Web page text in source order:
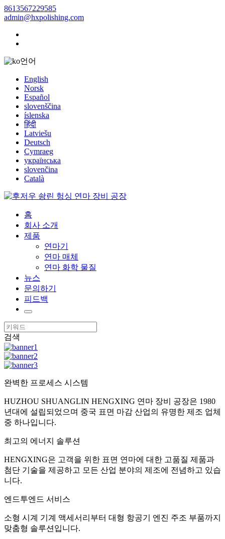
8613567229585
admin@hxpolishing.com
언어
English
Norsk
Español
slovenščina
íslenska
हिंदी
Latviešu
Deutsch
Cymraeg
українська
slovenčina
Català
홈
회사 소개
제품
연마기
연마 매체
연마 화학 물질
뉴스
문의하기
피드백
검색
완벽한 프로세스 시스템
HUZHOU SHUANGLIN HENGXING 연마 장비 공장은 1980
년대에 설립되었으며 중국 표면 마감 산업의 유명한 제조 업체
중 하나입니다.
최고의 에너지 솔루션
HENGXING은 고객을 위한 표면 연마에 대한 고품질 제품과
첨단 기술을 제공하고 모든 산업 분야의 제조에 전념하고 있습
니다.
엔드투엔드 서비스
소형 시계 기계 액세서리부터 대형 항공기 엔진 주조 부품까지
맞춤형 솔루션입니다.